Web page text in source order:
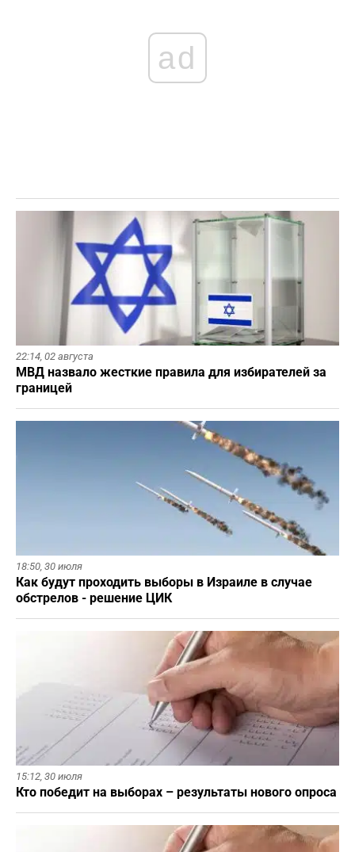
ad
22:14, 02 августа
МВД назвало жесткие правила для избирателей за
границей
18:50, 30 июля
Как будут проходить выборы в Израиле в случае
обстрелов - решение ЦИК
15:12, 30 июля
Кто победит на выборах – результаты нового опроса